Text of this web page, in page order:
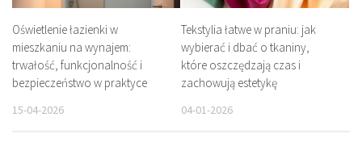
Oświetlenie łazienki w
mieszkaniu na wynajem:
trwałość, funkcjonalność i
bezpieczeństwo w praktyce
15-04-2026
Tekstylia łatwe w praniu: jak
wybierać i dbać o tkaniny,
które oszczędzają czas i
zachowują estetykę
04-01-2026